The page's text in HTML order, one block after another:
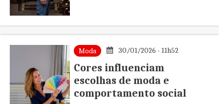
Moda 30/01/2026 - 11h52
Cores influenciam
escolhas de moda e
comportamento social